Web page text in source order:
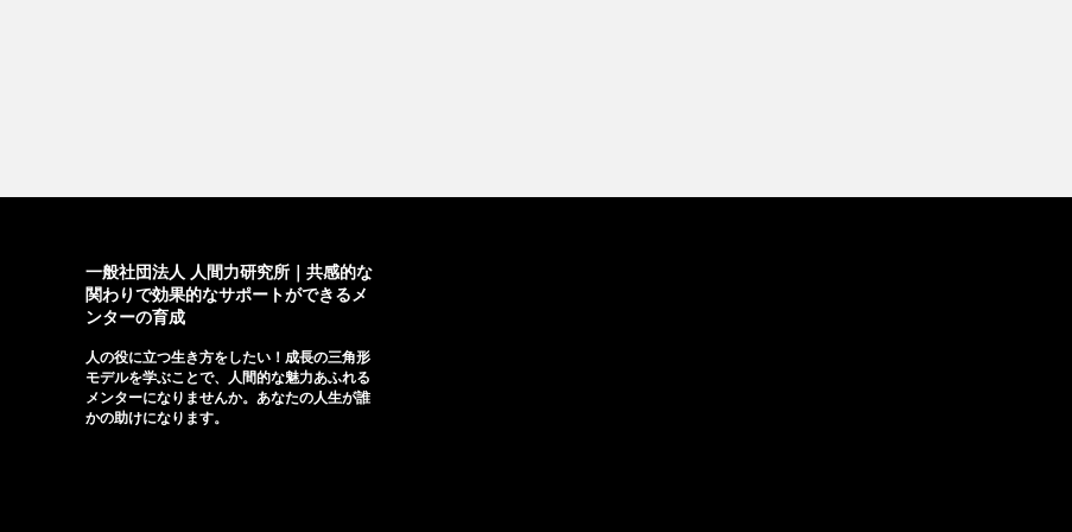
一般社団法人 人間力研究所｜共感的な
関わりで効果的なサポートができるメ
ンターの育成
人の役に立つ生き方をしたい！成長の三角形
モデルを学ぶことで、人間的な魅力あふれる
メンターになりませんか。あなたの人生が誰
かの助けになります。